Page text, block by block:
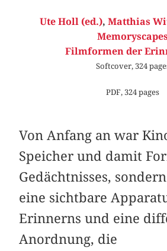
Ute Holl (ed.), Matthias
Filmformen der
Softcover, 324
PDF, 324 pages
Von Anfang an war
Speicher und damit
Gedächtnisses,
eine sichtbare
Erinnerns und eine
Anordnung, die